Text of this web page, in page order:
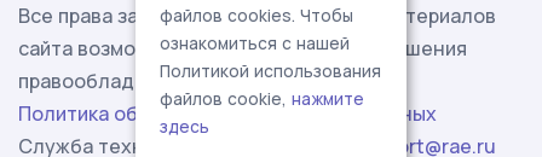
Все права защищены. Использование материалов
сайта возможно исключительно с разрешения
правообладателя.
Политика обработки персональных данных
Служба технической поддержки -
support@rae.ru
файлов cookies. Чтобы
ознакомиться с нашей
Политикой использования
файлов cookie, нажмите
здесь